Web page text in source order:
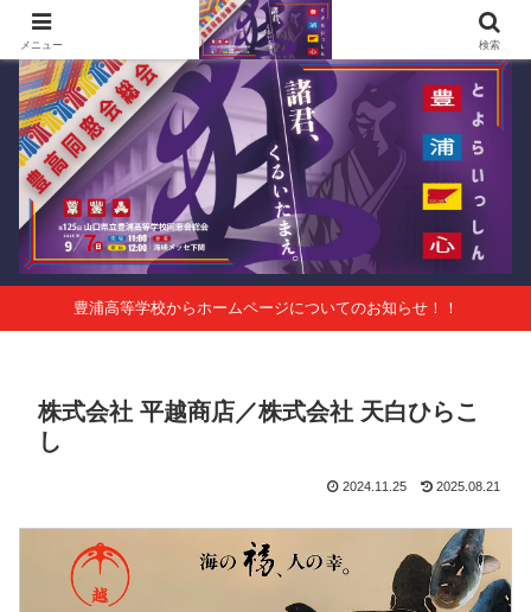
第125回山口県立豊浦高等学校同窓会総会 会報Vol.63
豊浦高等学校からホームページについてのお知らせ！！
株式会社 平越商店／株式会社 天白ひらこ
し
2024.11.25 2025.08.21
メニュー 検索